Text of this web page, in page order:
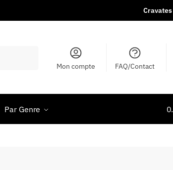
Mon compte FAQ/Contact
Par Genre